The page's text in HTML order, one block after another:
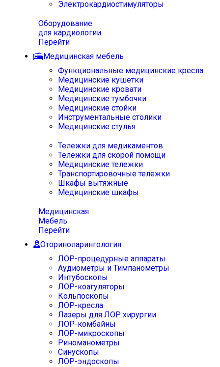
Электрокардиостимуляторы
Оборудование
для кардиологии
Перейти
Медицинская мебель
Функциональные медицинские кресла
Медицинские кушетки
Медицинские кровати
Медицинские тумбочки
Медицинские стойки
Инструментальные столики
Медицинские стулья
Тележки для медикаментов
Тележки для скорой помощи
Медицинские тележки
Транспортировочные тележки
Шкафы вытяжные
Медицинские шкафы
Медицинская
Мебель
Перейти
Оториноларингология
ЛОР-процедурные аппараты
Аудиометры и Тимпанометры
Интубоскопы
ЛОР-коагуляторы
Кольпоскопы
ЛОР-кресла
Лазеры для ЛОР хирургии
ЛОР-комбайны
ЛОР-микроскопы
Риноманометры
Синускопы
ЛОР-эндоскопы